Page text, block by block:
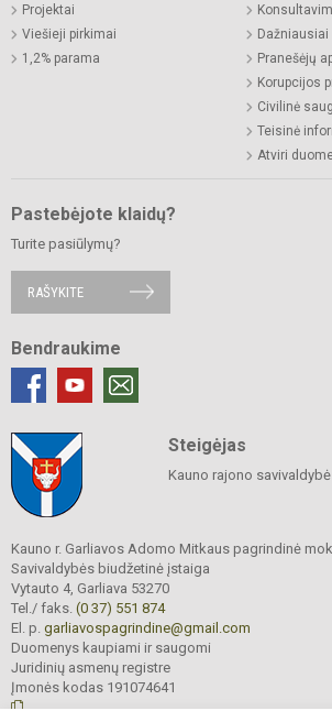
Projektai
Viešieji pirkimai
1,2% parama
Pranešėjų
Korupcijos
Civilinė
Teisinė
Atviri
Pastebėjote klaidų?
Turite pasiūlymų?
RAŠYKITE
Bendraukime
Steigėjas
Kauno rajono savivaldybė
Kauno r. Garliavos Adomo Mitkaus pagrindinė
Savivaldybės biudžetinė įstaiga
Vytauto 4, Garliava 53270
Tel./ faks. (0 37) 551 874
El. p. garliavospagrindine@gmail.com
Duomenys kaupiami ir saugomi
Juridinių asmenų registre
Įmonės kodas 191074641